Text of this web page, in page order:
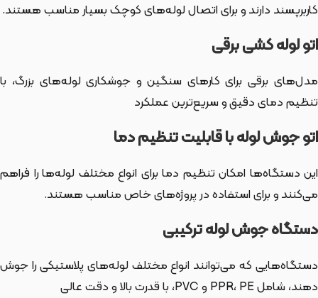
کاربرپسند دارند و برای اتصال لوله‌های کوچک بسیار مناسب هستند.
اتو لوله کشی برقی
مدل‌های برقی برای کارهای سنگین و جوشکاری لوله‌های بزرگ، با
تنظیم دمای دقیق و سریع‌ترین عملکرد
اتو جوش لوله با قابلیت تنظیم دما
این دستگاه‌ها امکان تنظیم دما برای انواع مختلف لوله‌ها را فراهم
می‌کنند و برای استفاده در پروژه‌های خاص مناسب هستند.
دستگاه جوش لوله ترکیبی
دستگاه‌هایی که می‌توانند انواع مختلف لوله‌های پلاستیکی را جوش
دهند، شامل PPR، PE و PVC، با قدرت بالا و دقت عالی